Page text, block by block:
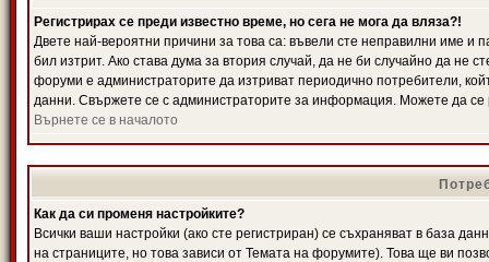
Регистрирах се преди известно време, но сега не мога да вляза?!
Двете най-вероятни причини за това са: въвели сте неправилни име и
бил изтрит. Ако става дума за втория случай, да не би случайно да
форуми е администраторите да изтриват периодично потребители,
данни. Свържете се с администраторите за информация. Можете да се
Върнете се в началото
Как да си променя настройките?
Всички ваши настройки (ако сте регистриран) се съхраняват в база
на страниците, но това зависи от Темата на форумите). Това ще ви